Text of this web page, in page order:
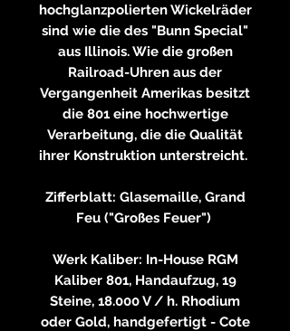
hochglanzpolierten Wickelräder
sind wie die des "Bunn Special"
aus Illinois. Wie die großen
Railroad-Uhren aus der
Vergangenheit Amerikas besitzt
die 801 eine hochwertige
Verarbeitung, die die Qualität
ihrer Konstruktion unterstreicht.
Zifferblatt: Glasemaille, Grand
Feu ("Großes Feuer")
Werk Kaliber: In-House RGM
Kaliber 801, Handaufzug, 19
Steine, 18.000 V / h. Rhodium
oder Gold, handgefertigt - Cote